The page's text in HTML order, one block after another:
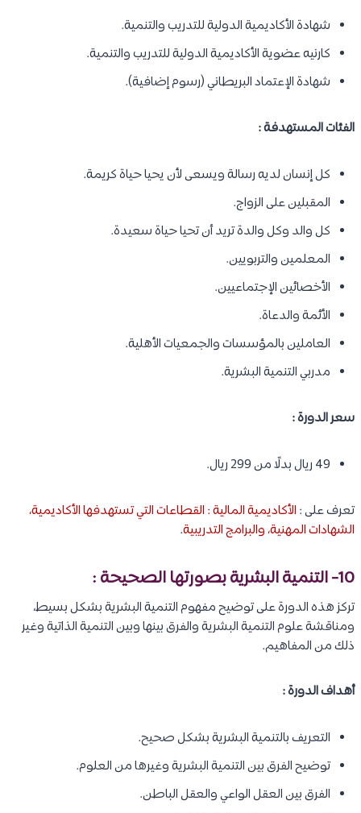
شهادة الأكاديمية الدولية للتدريب والتنمية.
كارنيه عضوية الأكاديمية الدولية للتدريب والتنمية.
شهادة الإعتماد البريطاني (رسوم إضافية).
الفئات المستهدفة :
كل إنسان لديه رسالة ويسعى لأن يحيا حياة كريمة.
المقبلين على الزواج.
كل والد وكل والدة تريد أن تحيا حياة سعيدة.
المعلمين والتربويين.
الأخصائين الإجتماعيين.
الأئمة والدعاة.
العاملين بالمؤسسات والجمعيات الأهلية.
مدربي التنمية البشرية.
سعر الدورة :
49 ريال بدلًا من 299 ريال.
تعرف على : الأكاديمية المالية : القطاعات التي تستهدفها الأكاديمية،
الشهادات المهنية، والبرامج التدريبية.
10- التنمية البشرية بصورتها الصحيحة :
تركز هذه الدورة على توضيح مفهوم التنمية البشرية بشكل بسيط،
ومناقشة علوم التنمية البشرية والفرق بينها وبين التنمية الذاتية وغير
ذلك من المفاهيم.
أهداف الدورة :
التعريف بالتنمية البشرية بشكل صحيح.
توضيح الفرق بين التنمية البشرية وغيرها من العلوم.
الفرق بين العقل الواعي والعقل الباطن.